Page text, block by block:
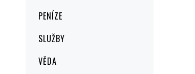
PENÍZE
SLUŽBY
VĚDA